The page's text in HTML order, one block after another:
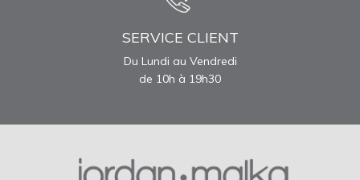
SERVICE CLIENT
Du Lundi au Vendredi
de 10h à 19h30